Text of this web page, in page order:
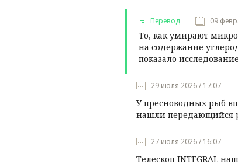
Перевод 09
То, как умирают
на содержание
показало исследование
29 июля 2026 / 17:07
У пресноводных рыб
нашли передающийся
27 июля 2026 / 16:07
Телескоп INTEGRAL